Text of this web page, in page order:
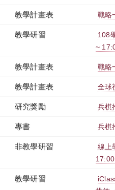
教學計畫表 戰略
教學研習
108
~
教學計畫表 戰略
教學計畫表 全球
研究獎勵 兵棋
專書 兵棋
非教學研習
線上
教學研習